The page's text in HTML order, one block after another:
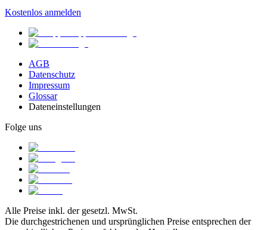
Kostenlos anmelden
AGB
Datenschutz
Impressum
Glossar
Dateneinstellungen
Folge uns
Alle Preise inkl. der gesetzl. MwSt.
Die durchgestrichenen und ursprünglichen Preise entsprechen der